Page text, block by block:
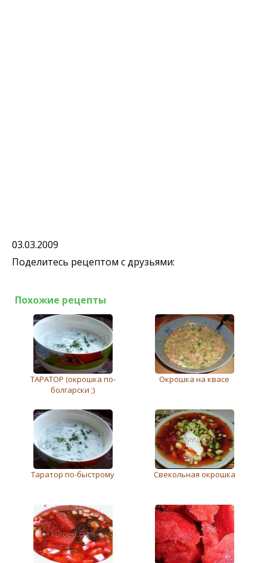
03.03.2009
Поделитесь рецептом с друзьями:
Похожие рецепты
ТАРАТОР (окрошка по-
болгарски ;)
Окрошка на квасе
Таратор по-быстрому Cвекольная окрошка